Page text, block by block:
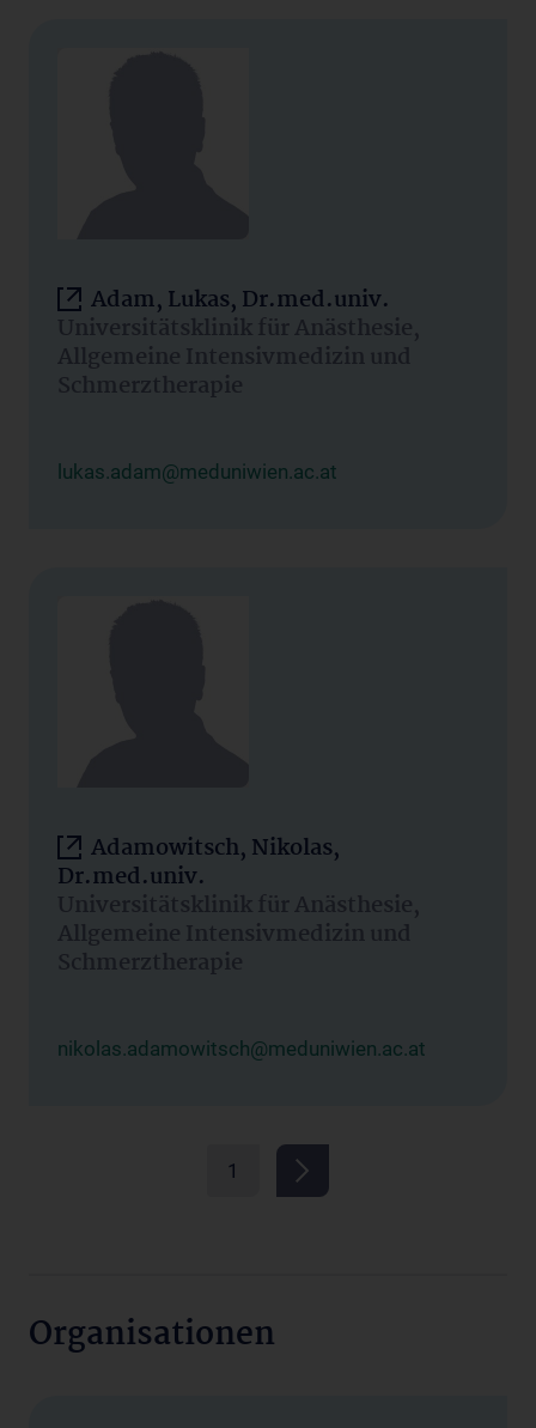
Adam, Lukas, Dr.med.univ.
Universitätsklinik für Anästhesie,
Allgemeine Intensivmedizin und
Schmerztherapie
lukas.adam@meduniwien.ac.at
Adamowitsch, Nikolas,
Dr.med.univ.
Universitätsklinik für Anästhesie,
Allgemeine Intensivmedizin und
Schmerztherapie
nikolas.adamowitsch@meduniwien.ac.at
1
Organisationen